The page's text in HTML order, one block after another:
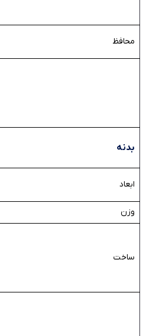
محافظ
بدنه
ابعاد
وزن
ساخت